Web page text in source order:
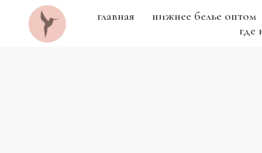
главная
нижнее белье оптом
где